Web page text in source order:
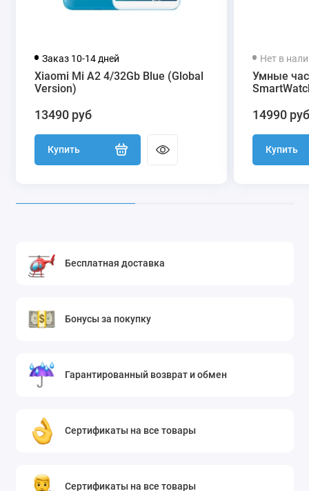
Заказ 10-14 дней
Xiaomi Mi A2 4/32Gb Blue (Global
Version)
13490 руб
Купить
Нет в
Умные
14990 руб
Купить
Бесплатная доставка
Бонусы за покупку
Гарантированный возврат и обмен
Сертификаты на все товары
Сертификаты на все товары